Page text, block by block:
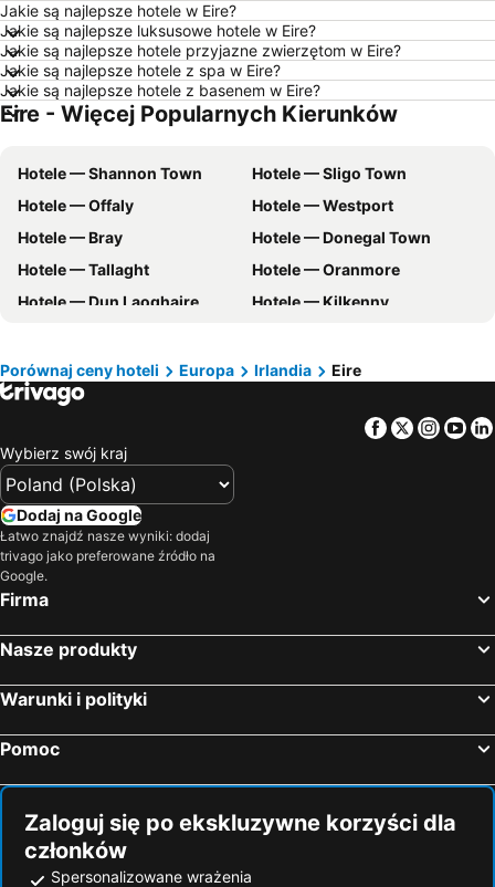
Hotele — Rzym
Hotele — Wisła
Hotele — Barcelona
Hotele — Szczawnica
Hotele — Szczyrk
Hotele — Rewal
Hotele — Malta
Hotele — Majorka
Hotele — Turcja
Hotele — Jezioro Garda
Hotele — Trójmiasto
Hotele — Grecja
Hotele — Włochy
Hotele — Bieszczady
Hotele — Dolnośląskie
Hotele — Albania
Hotele — Czarnogóra
Hotele — Balaton
Hotele — Istria
Hotele — Teneryfa
Jakie są najlepsze hotele w Eire?
Jakie są najlepsze luksusowe hotele w Eire?
Jakie są najlepsze hotele przyjazne zwierzętom w Eire?
Jakie są najlepsze hotele z spa w Eire?
Jakie są najlepsze hotele z basenem w Eire?
Eire - Więcej Popularnych Kierunków
Hotele — Shannon Town
Hotele — Sligo Town
Hotele — Offaly
Hotele — Westport
Hotele — Bray
Hotele — Donegal Town
Hotele — Tallaght
Hotele — Oranmore
Hotele — Dun Laoghaire
Hotele — Kilkenny
Hotele — Letterkenny
Hotele — Ennis
Hotele — Kilkee
Hotele — Tullamore
Hotele — Clifden
Hotele — Portlaoise
Hotele — Doolin
Hotele — Cobh
Hotele — Blarney
Hotele — Drogheda
Hotele — Lucan
Hotele — Arklow
Hotele — Doonbeg
Hotele — Bantry
Hotele — Belmullet
Porównaj ceny hoteli Europa Irlandia Eire
Facebook
Twitter
Wybierz swój kraj
Dodaj na Google
Łatwo znajdź nasze wyniki: dodaj
trivago jako preferowane źródło na
Google.
Firma
Nasze produkty
Warunki i polityki
Pomoc
Zaloguj się po ekskluzywne korzyści dla
członków
Spersonalizowane wrażenia